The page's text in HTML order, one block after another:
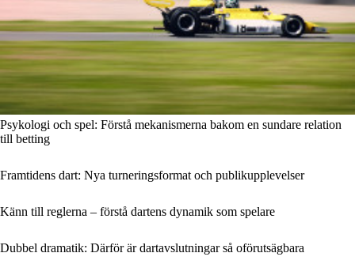
Psykologi och spel: Förstå mekanismerna bakom en sundare relation
till betting
Framtidens dart: Nya turneringsformat och publikupplevelser
Känn till reglerna – förstå dartens dynamik som spelare
Dubbel dramatik: Därför är dartavslutningar så oförutsägbara